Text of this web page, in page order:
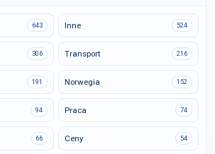
643 Inne 524
306 Transport 216
191 Norwegia 152
94 Praca 74
66 Ceny 54